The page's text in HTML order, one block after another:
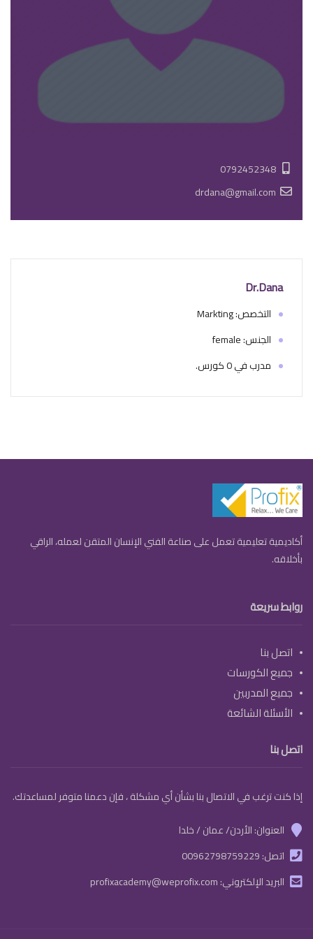
0792452348
drdana@gmail.com
Dr.Dana
التخصص: Markting
الجنس: female
مدرب في 0 كورس.
أكاديمية تعليمية تعمل على صناعة الفني الإنسان المتقن لعمله، الراقي
بأخلاقه.
روابط سريعة
اتصل بنا
جميع الكورسات
جميع المدربين
الأسئلة الشائعة
اتصل بنا
إذا كنت ترغب في الاتصال بنا بشأن أي مشكلة ، فإن دعمنا متوفر لمساعدتك.
marker
العنوان: الأردن/ عمان / خلدا
phone
اتصل:00962798759229
email
البريد الإلكتروني:profixacademy@weprofix.com